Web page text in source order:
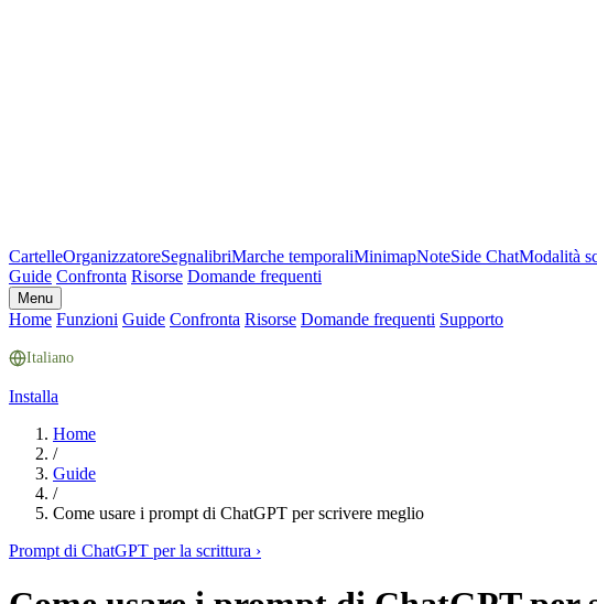
CartelleOrganizzatoreSegnalibriMarche temporaliMinimapNoteSide ChatModalità
Guide Confronta Risorse Domande frequenti
Menu
Home Funzioni Guide Confronta Risorse Domande frequenti Supporto
Italiano
Installa
Home
/
Guide
/
Come usare i prompt di ChatGPT per scrivere meglio
Prompt di ChatGPT per la scrittura ›